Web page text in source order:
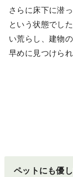
さらに床下に潜
という状態でし
い荒らし、建物
早めに見つけら
ペットにも優